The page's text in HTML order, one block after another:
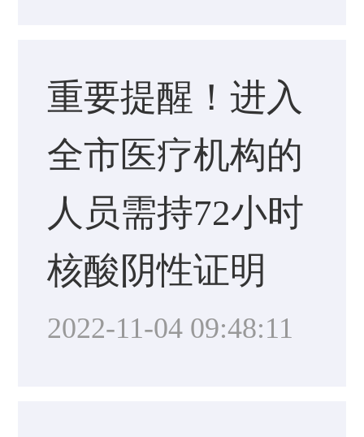
重要提醒！进入
全市医疗机构的
人员需持72小时
核酸阴性证明
2022-11-04 09:48:11